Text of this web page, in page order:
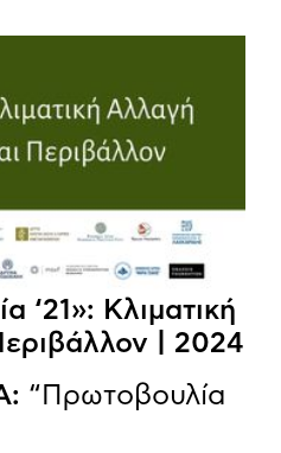
‘21»: Κλιματική
| 2024
“Πρωτοβουλία